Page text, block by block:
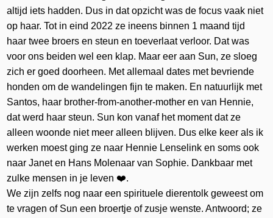
altijd iets hadden. Dus in dat opzicht was de focus vaak niet
op haar. Tot in eind 2022 ze ineens binnen 1 maand tijd
haar twee broers en steun en toeverlaat verloor. Dat was
voor ons beiden wel een klap. Maar eer aan Sun, ze sloeg
zich er goed doorheen. Met allemaal dates met bevriende
honden om de wandelingen fijn te maken. En natuurlijk met
Santos, haar brother-from-another-mother en van Hennie,
dat werd haar steun. Sun kon vanaf het moment dat ze
alleen woonde niet meer alleen blijven. Dus elke keer als ik
werken moest ging ze naar Hennie Lenselink en soms ook
naar Janet en Hans Molenaar van Sophie. Dankbaar met
zulke mensen in je leven ❤️.
We zijn zelfs nog naar een spirituele dierentolk geweest om
te vragen of Sun een broertje of zusje wenste. Antwoord; ze